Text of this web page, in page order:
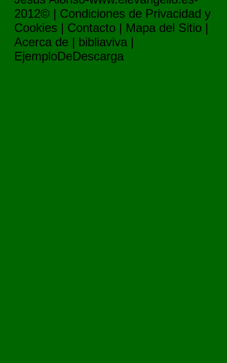
2012© | Condiciones de Privacidad y
Cookies | Contacto | Mapa del Sitio |
Acerca de | bibliaviva |
EjemploDeDescarga